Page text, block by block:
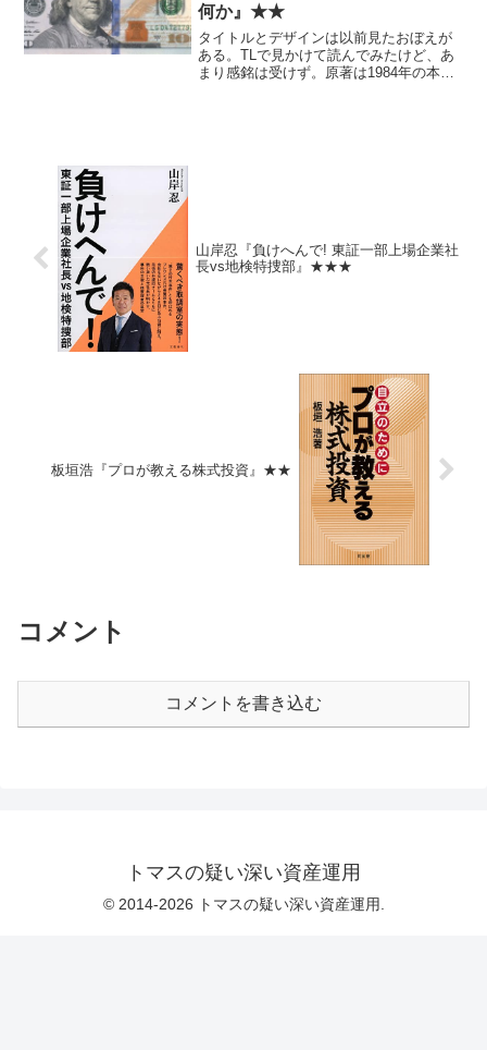
何か』★★
タイトルとデザインは以前見たおぼえが
ある。TLで見かけて読んでみたけど、あ
まり感銘は受けず。原著は1984年の本ら
山岸忍『負けへんで! 東証一部上場企業社
長vs地検特捜部』★★★
板垣浩『プロが教える株式投資』★★
コメント
コメントを書き込む
トマスの疑い深い資産運用
© 2014-2026 トマスの疑い深い資産運用.